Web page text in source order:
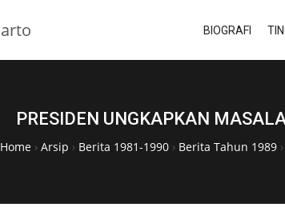
BIOGRAFI
PRESIDEN UNGKAPKAN
Home› Arsip › Berita 1981-1990› Berita Tahun 1989›